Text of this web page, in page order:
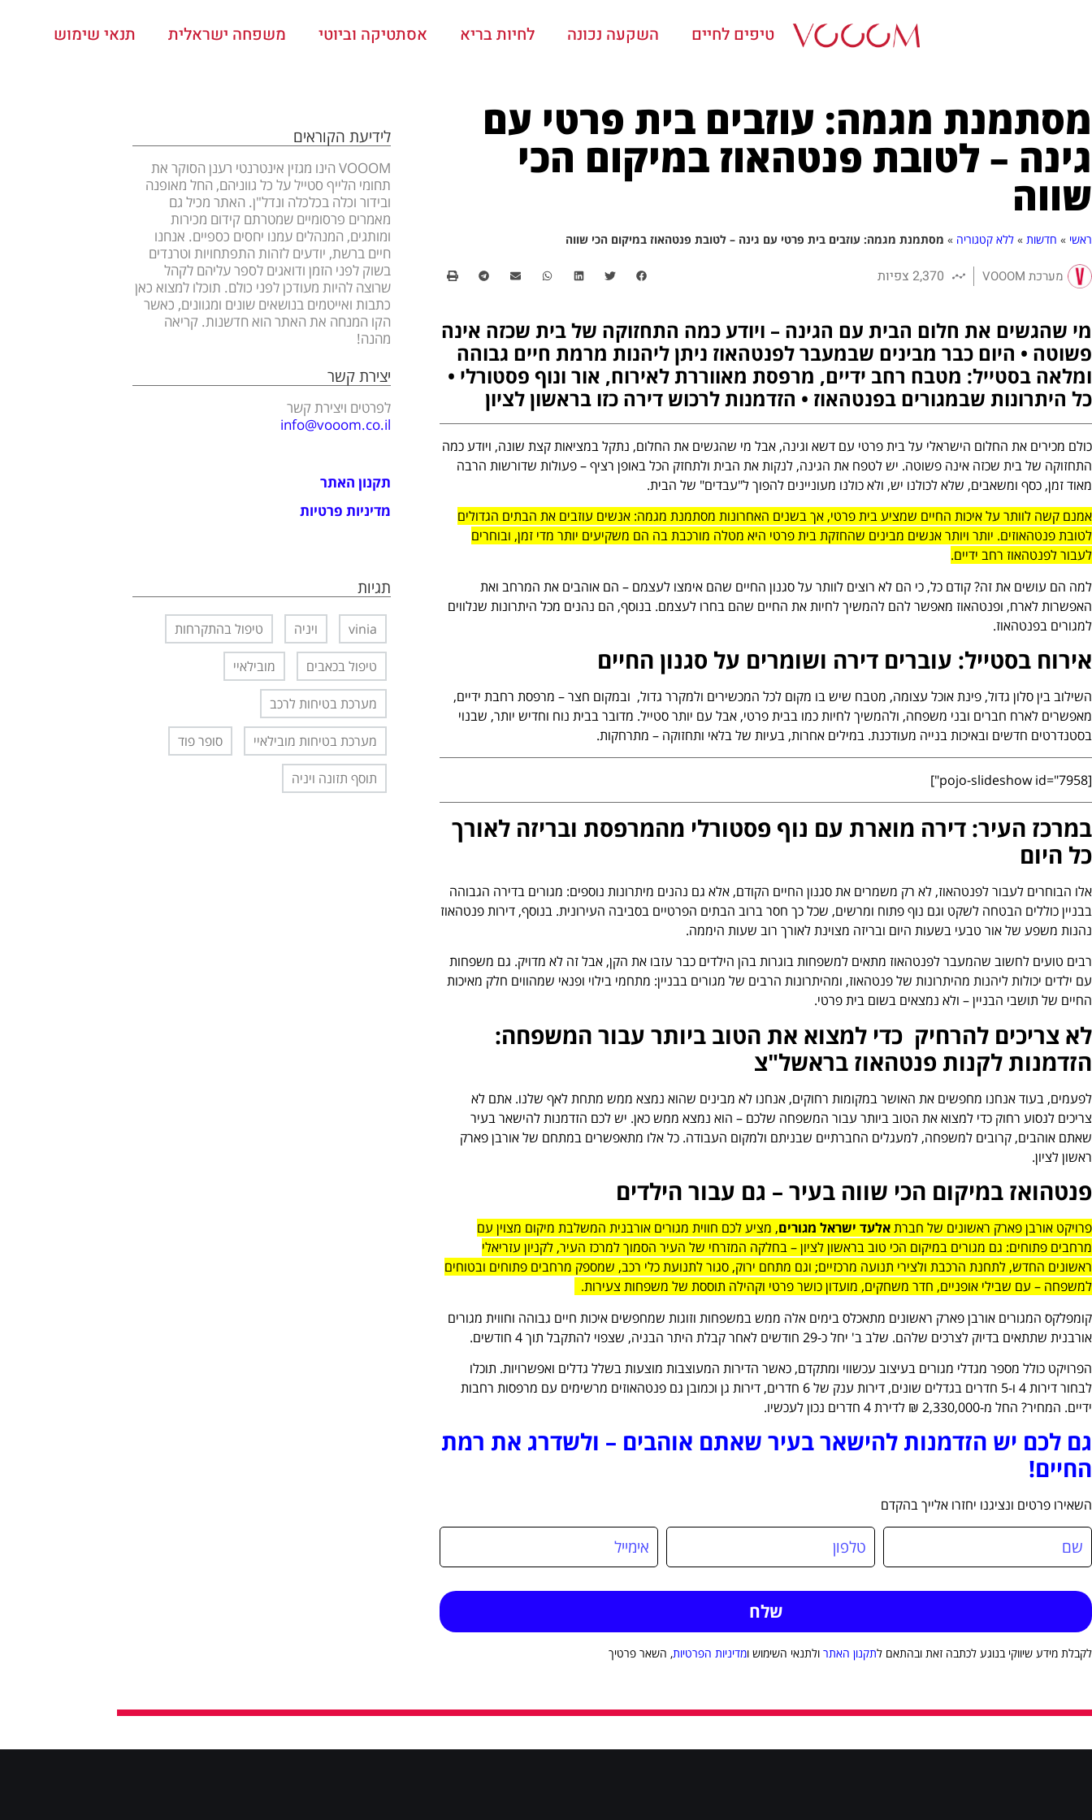
טיפים לחיים השקעה נכונה לחיות בריא אסתטיקה וביוטי משפחה ישראלית תנאי שימוש
מסתמנת מגמה: עוזבים בית פרטי עם
גינה – לטובת פנטהאוז במיקום הכי
שווה
ראשי » חדשות » ללא קטגוריה » מסתמנת מגמה: עוזבים בית פרטי עם גינה – לטובת פנטהאוז במיקום הכי שווה
מערכת VOOOM 2,370 צפיות
מי שהגשים את חלום הבית עם הגינה – ויודע כמה התחזוקה של בית שכזה אינה
פשוטה • היום כבר מבינים שבמעבר לפנטהאוז ניתן ליהנות מרמת חיים גבוהה
ומלאה בסטייל: מטבח רחב ידיים, מרפסת מאווררת לאירוח, אור ונוף פסטורלי •
כל היתרונות שבמגורים בפנטהאוז • הזדמנות לרכוש דירה כזו בראשון לציון
כולם מכירים את החלום הישראלי על בית פרטי עם דשא וגינה, אבל מי שהגשים את החלום, נתקל במציאות קצת שונה, ויודע כמה
התחזוקה של בית שכזה אינה פשוטה. יש לטפח את הגינה, לנקות את הבית ולתחזק הכל באופן רציף – פעולות שדורשות הרבה
מאוד זמן, כסף ומשאבים, שלא לכולנו יש, ולא כולנו מעוניינים להפוך ל"עבדים" של הבית.
אמנם קשה לוותר על איכות החיים שמציע בית פרטי, אך בשנים האחרונות מסתמנת מגמה: אנשים עוזבים את הבתים הגדולים
לטובת פנטהאוזים. יותר ויותר אנשים מבינים שהחזקת בית פרטי היא מטלה מורכבת בה הם משקיעים יותר מדי זמן, ובוחרים
לעבור לפנטהאוז רחב ידיים.
למה הם עושים את זה? קודם כל, כי הם לא רוצים לוותר על סגנון החיים שהם אימצו לעצמם – הם אוהבים את המרחב ואת
האפשרות לארח, ופנטהאוז מאפשר להם להמשיך לחיות את החיים שהם בחרו לעצמם. בנוסף, הם נהנים מכל היתרונות שנלווים
למגורים בפנטהאוז.
אירוח בסטייל: עוברים דירה ושומרים על סגנון החיים
השילוב בין סלון גדול, פינת אוכל עצומה, מטבח שיש בו מקום לכל המכשירים ולמקרר גדול, ובמקום חצר – מרפסת רחבת ידיים,
מאפשרים לארח חברים ובני משפחה, ולהמשיך לחיות כמו בבית פרטי, אבל עם יותר סטייל. מדובר בבית נוח וחדיש יותר, שבנוי
בסטנדרטים חדשים ובאיכות בנייה מעודכנת. במילים אחרות, בעיות של בלאי ותחזוקה – מתרחקות.
[pojo-slideshow id="7958"]
במרכז העיר: דירה מוארת עם נוף פסטורלי מהמרפסת ובריזה לאורך
כל היום
אלו הבוחרים לעבור לפנטהאוז, לא רק משמרים את סגנון החיים הקודם, אלא גם נהנים מיתרונות נוספים: מגורים בדירה הגבוהה
בבניין כוללים הבטחה לשקט וגם נוף פתוח ומרשים, שכל כך חסר ברוב הבתים הפרטיים בסביבה העירונית. בנוסף, דירות פנטהאוז
נהנות משפע של אור טבעי בשעות היום ובריזה מצוינת לאורך רוב שעות היממה.
רבים טועים לחשוב שהמעבר לפנטהאוז מתאים למשפחות בוגרות בהן הילדים כבר עזבו את הקן, אבל זה לא מדויק. גם משפחות
עם ילדים יכולות ליהנות מהיתרונות של פנטהאוז, ומהיתרונות הרבים של מגורים בבניין: מתחמי בילוי ופנאי שמהווים חלק מאיכות
החיים של תושבי הבניין – ולא נמצאים בשום בית פרטי.
לא צריכים להרחיק כדי למצוא את הטוב ביותר עבור המשפחה:
הזדמנות לקנות פנטהאוז בראשל"צ
לפעמים, בעוד אנחנו מחפשים את האושר במקומות רחוקים, אנחנו לא מבינים שהוא נמצא ממש מתחת לאף שלנו. אתם לא
צריכים לנסוע רחוק כדי למצוא את הטוב ביותר עבור המשפחה שלכם – הוא נמצא ממש כאן. יש לכם הזדמנות להישאר בעיר
שאתם אוהבים, קרובים למשפחה, למעגלים החברתיים שבניתם ולמקום העבודה. כל אלו מתאפשרים במתחם של אורבן פארק
ראשון לציון.
פנטהואז במיקום הכי שווה בעיר – גם עבור הילדים
פרויקט אורבן פארק ראשונים של חברתאלעד ישראל מגורים, מציע לכם חווית מגורים אורבנית המשלבת מיקום מצוין עם
מרחבים פתוחים: גם מגורים במיקום הכי טוב בראשון לציון – בחלקה המזרחי של העיר הסמוך למרכז העיר, לקניון עזריאלי
ראשונים החדש, לתחנת הרכבת ולצירי תנועה מרכזיים; וגם מתחם ירוק, סגור לתנועת כלי רכב, שמספק מרחבים פתוחים ובטוחים
למשפחה – עם שבילי אופניים, חדר משחקים, מועדון כושר פרטי וקהילה תוססת של משפחות צעירות.
קומפלקס המגורים אורבן פארק ראשונים מתאכלס בימים אלה ממש במשפחות וזוגות שמחפשים איכות חיים גבוהה וחווית מגורים
אורבנית שתתאים בדיוק לצרכים שלהם. שלב ב' יחל כ-29 חודשים לאחר קבלת היתר הבניה, שצפוי להתקבל תוך 4 חודשים.
הפרויקט כולל מספר מגדלי מגורים בעיצוב עכשווי ומתקדם, כאשר הדירות המעוצבות מוצעות בשלל גדלים ואפשרויות. תוכלו
לבחור דירות 4 ו-5 חדרים בגדלים שונים, דירות ענק של 6 חדרים, דירות גן וכמובן גם פנטהאוזים מרשימים עם מרפסות רחבות
ידיים. המחיר? החל מ-2,330,000 ₪ לדירת 4 חדרים נכון לעכשיו.
גם לכם יש הזדמנות להישאר בעיר שאתם אוהבים – ולשדרג את רמת
החיים!
השאירו פרטים ונציגנו יחזרו אלייך בהקדם
לקבלת מידע שיווקי בנוגע לכתבה זאת ובהתאם לתקנון האתר ולתנאי השימוש ומדיניות הפרטיות, השאר פרטיך
לידיעת הקוראים
VOOOM הינו מגזין אינטרנטי רענן הסוקר את
תחומי הלייף סטייל על כל גווניהם, החל מאופנה
ובידור וכלה בכלכלה ונדל"ן. האתר מכיל גם
מאמרים פרסומיים שמטרתם קידום מכירות
ומותגים, המנהלים עמנו יחסים כספיים. אנחנו
חיים ברשת, יודעים לזהות התפתחויות וטרנדים
בשוק לפני הזמן ודואגים לספר עליהם לקהל
שרוצה להיות מעודכן לפני כולם. תוכלו למצוא כאן
כתבות ואייטמים בנושאים שונים ומגוונים, כאשר
הקו המנחה את האתר הוא חדשנות. קריאה
מהנה!
יצירת קשר
לפרטים ויצירת קשר
info@vooom.co.il
תקנון האתר
מדיניות פרטיות
תגיות
vinia ויניה טיפול בהתקרחות
טיפול בכאבים מובילאיי
מערכת בטיחות לרכב
מערכת בטיחות מובילאיי סופר פוד
תוסף תזונה ויניה